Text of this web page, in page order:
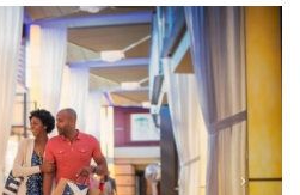
Next